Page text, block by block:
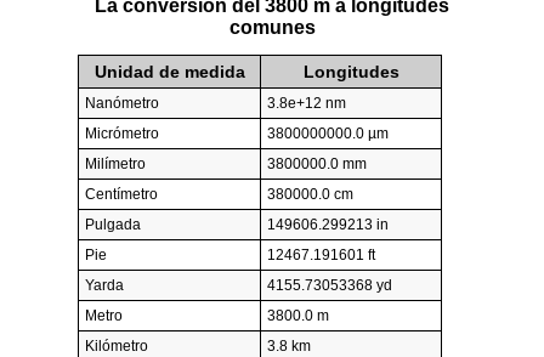
La conversión del 3800 m a longitudes
comunes
Unidad de medida Longitudes
Nanómetro
3.8e+12 nm
Micrómetro
3800000000.0 µm
Milímetro
3800000.0 mm
Centímetro
380000.0 cm
Pulgada
149606.299213 in
Pie
12467.191601 ft
Yarda
4155.73053368 yd
Metro
3800.0 m
Kilómetro
3.8 km